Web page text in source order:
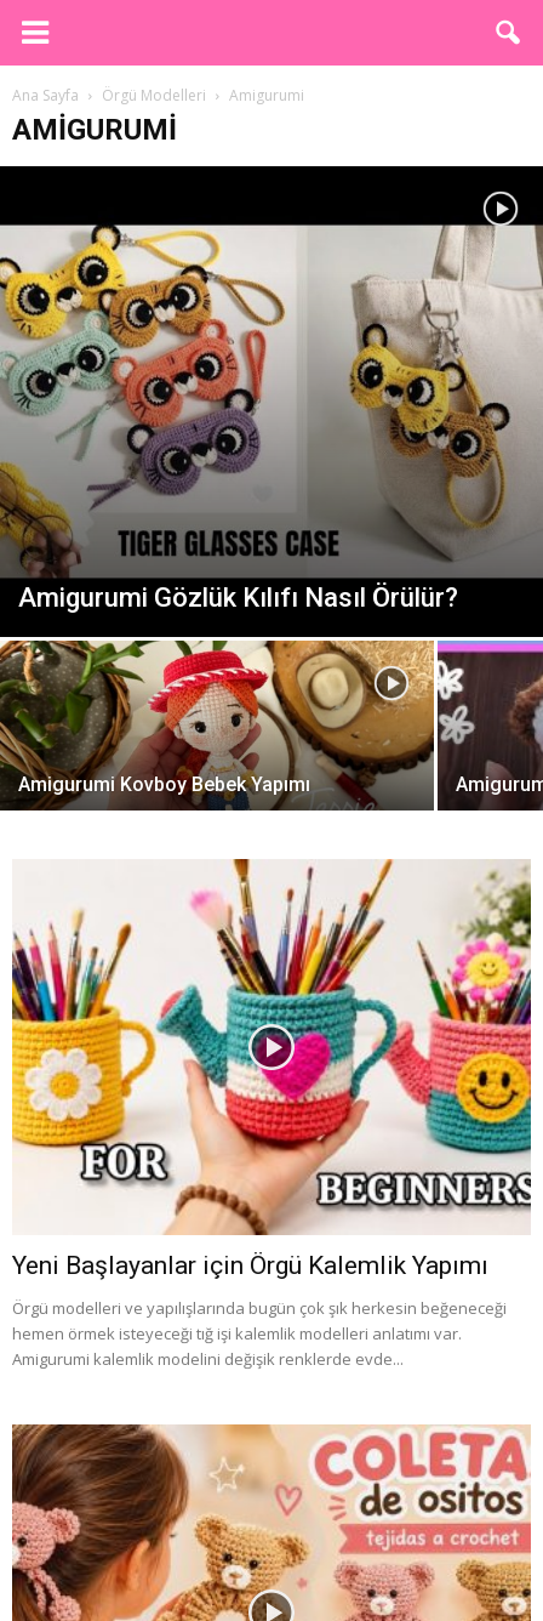
Ana Sayfa Örgü Modelleri Amigurumi
AMIGURUMI
Amigurumi Gözlük Kılıfı Nasıl Örülür?
Amigurumi Kovboy Bebek Yapımı
Yeni Başlayanlar için Örgü Kalemlik Yapımı
Örgü modelleri ve yapılışlarında bugün çok şık herkesin beğeneceği
hemen örmek isteyeceği tığ işi kalemlik modelleri anlatımı var.
Amigurumi kalemlik modelini değişik renklerde evde...